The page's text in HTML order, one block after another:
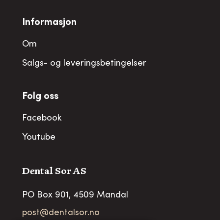
Informasjon
Om
Salgs- og leveringsbetingelser
Folg oss
Facebook
Youtube
Dental Sor AS
PO Box 901, 4509 Mandal
post@dentalsor.no